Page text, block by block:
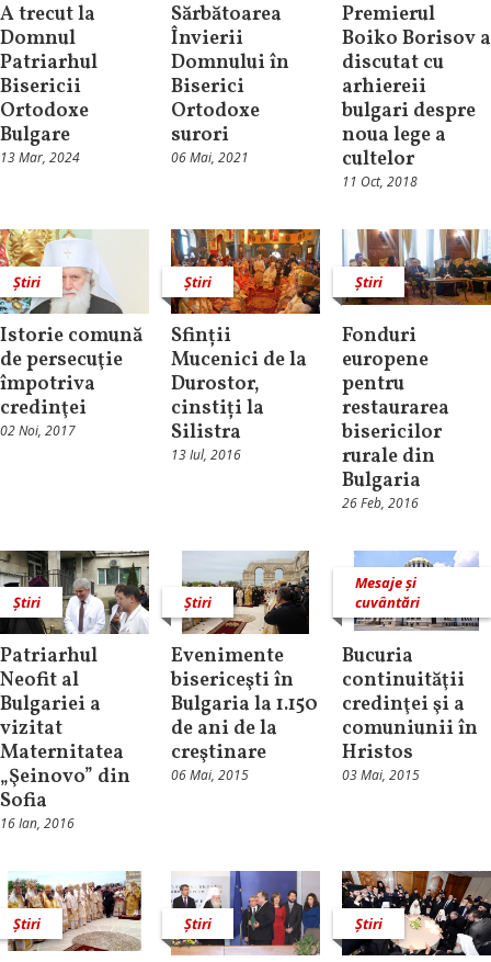
A trecut la
Domnul
Patriarhul
Bisericii
Ortodoxe
Bulgare
13 Mar, 2024
Sărbătoarea
Învierii
Domnului în
Biserici
Ortodoxe
surori
06 Mai, 2021
Premierul
Boiko Borisov a
discutat cu
arhiereii
bulgari despre
noua lege a
cultelor
11 Oct, 2018
Știri
Istorie comună
de persecuţie
împotriva
credinţei
02 Noi, 2017
Știri
Sfinții
Mucenici de la
Durostor,
cinstiți la
Silistra
13 Iul, 2016
Știri
Fonduri
europene
pentru
restaurarea
bisericilor
rurale din
Bulgaria
26 Feb, 2016
Știri
Patriarhul
Neofit al
Bulgariei a
vizitat
Maternitatea
„Şeinovo” din
Sofia
16 Ian, 2016
Știri
Evenimente
bisericeşti în
Bulgaria la 1.150
de ani de la
creştinare
06 Mai, 2015
Mesaje și
cuvântări
Bucuria
continuităţii
credinţei şi a
comuniunii în
Hristos
03 Mai, 2015
Știri Știri Știri